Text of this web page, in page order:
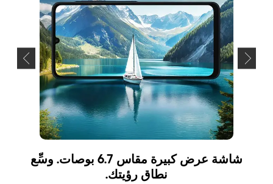
شاشة عرض كبيرة مقاس 6.7 بوصات. وسِّع
نطاق رؤيتك.